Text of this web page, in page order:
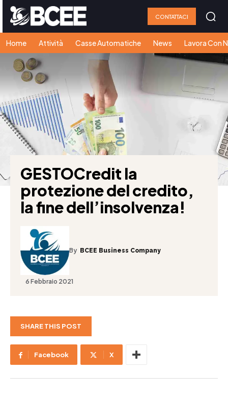
CONTATTACI
Home Attività Casse Automatiche News Lavora Con
GESTOCredit la
protezione del credito,
la fine dell’insolvenza!
By BCEE Business Company
6 Febbraio 2021
SHARE THIS POST
Facebook X